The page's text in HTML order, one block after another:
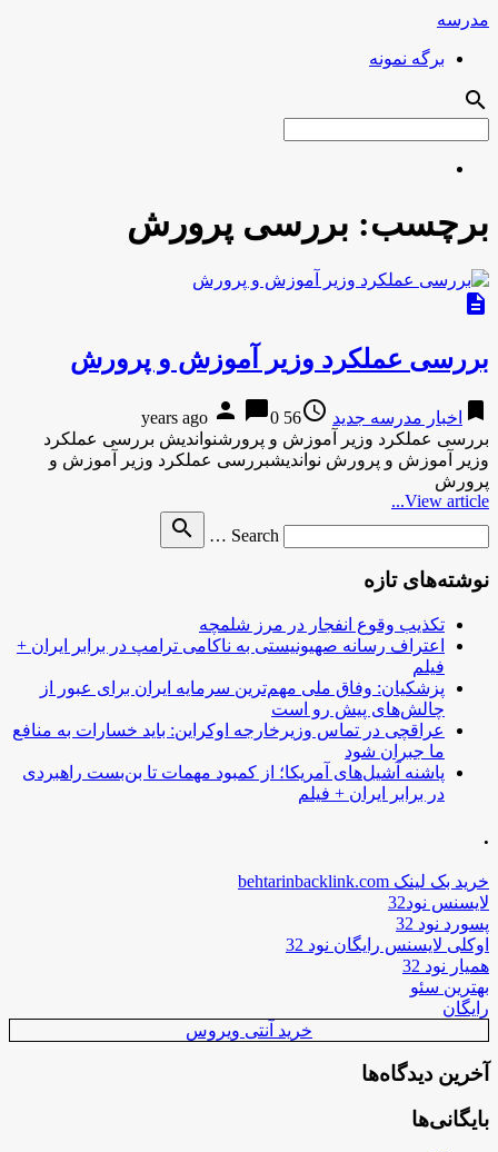
مدرسه
برگه نمونه
search
برچسب: بررسى پرورش
description
بررسى عملكرد وزیر آموزش و پرورش
bookmark اخبار مدرسه جدید access_time
56 years ago
person chat_bubble0
بررسى عملكرد وزیر آموزش و پرورشنواندیش بررسى عملكرد
وزیر آموزش و پرورش نواندیشبررسى عملكرد وزیر آموزش و
پرورش
View article...
Search …
search
نوشته‌های تازه
تکذیب وقوع انفجار در مرز شلمچه
اعتراف رسانه صهیونیستی به ناکامی ترامپ در برابر ایران +
فیلم
پزشکیان: وفاق ملی مهم‌ترین سرمایه ایران برای عبور از
چالش‌های پیش رو است
عراقچی در تماس وزیرخارجه اوکراین: باید خسارات به منافع
ما جبران شود
پاشنه آشیل‌های آمریکا؛ از کمبود مهمات تا بن‌بست راهبردی
در برابر ایران + فیلم
.
خرید بک لینک behtarinbacklink.com
لایسنس نود32
پسورد نود 32
اوکلی لایسنس رایگان نود 32
همیار نود 32
بهترین سئو
رایگان
خرید آنتی ویروس
آخرین دیدگاه‌ها
بایگانی‌ها